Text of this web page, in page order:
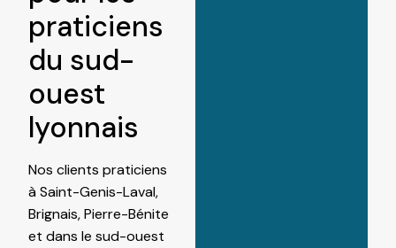
praticiens
du sud-
ouest
lyonnais
Nos clients praticiens
à Saint-Genis-Laval,
Brignais, Pierre-Bénite
et dans le sud-ouest